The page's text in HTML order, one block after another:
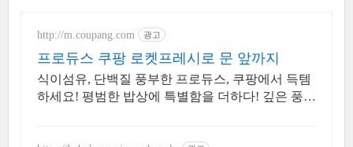
http://m.coupang.com 광고
프로듀스 쿠팡 로켓프레시로 문 앞까지
식이섬유, 단백질 풍부한 프로듀스, 쿠팡에서 득템
하세요! 평범한 밥상에 특별함을 더하다! 깊은 풍미